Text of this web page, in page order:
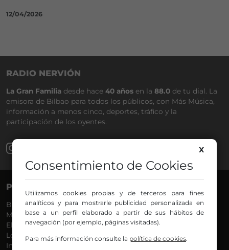
12/04/2026
RADIO NERVIÓN
La Gran Familia desde hace 40 años en la 88.0 de tu dial. La
emisora de Bilbao para todos los públicos, con Más Música,
información a menos cinco, deportes, tráfico y la
participación de los oyentes.
PROGRAMAS
Bilbosport
Más Música
El Madrugador
Lo Más Nuevo
Informativos
Agurtzane
Belén Ollero
Dani
Eduardo
X
Consentimiento de Cookies
Utilizamos cookies propias y de terceros para fines
analíticos y para mostrarle publicidad personalizada en
base a un perfil elaborado a partir de sus hábitos de
navegación (por ejemplo, páginas visitadas).
Para más información consulte la política de cookies.